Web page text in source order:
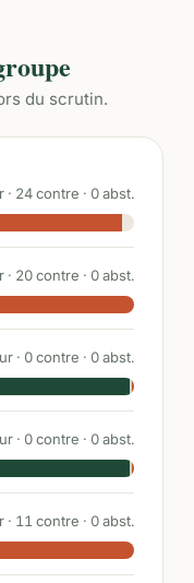
du scrutin.
· 24contre · 0abst.
· 20contre · 0abst.
· 0contre · 0abst.
· 0contre · 0abst.
· 11 contre · 0abst.